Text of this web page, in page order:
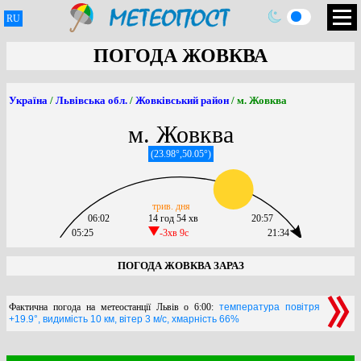
RU
ПОГОДА ЖОВКВА
Україна / Львівська обл. / Жовківський район / м. Жовква
м. Жовква
(23.98°,50.05°)
05:25
06:02
14 год 54 хв
-3хв 9c
трив. дня
21:34
20:57
ПОГОДА ЖОВКВА ЗАРАЗ
Фактична погода на метеостанції Львів о 6:00:температура повітря
+19.9°, видимість 10 км, вітер 3 м/с, хмарність 66%